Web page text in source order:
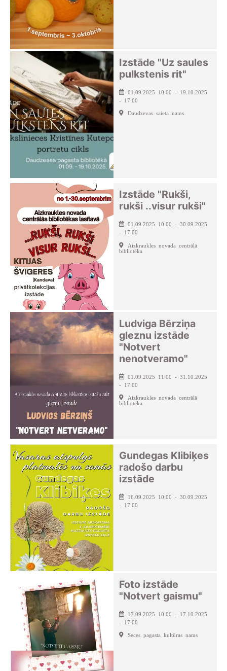
Izstāde "Uz saules
pulkstenis rit"
01.09.2025 10:00 - 19.10.2025
- 17:00
Daudzevas saieta nams
Izstāde "Rukši,
rukši ..visur rukši"
01.09.2025 10:00 - 30.09.2025
- 17:00
Aizkraukles novada centrālā
bibliotēka
Ludviga Bērziņa
gleznu izstāde
"Notvert
nenotveramo"
01.09.2025 11:00 - 31.10.2025
- 17:00
Aizkraukles novada centrālā
bibliotēka
Gundegas Klibiķes
radošo darbu
izstāde
16.09.2025 10:00 - 30.09.2025
- 17:00
Foto izstāde
"Notvert gaismu"
17.09.2025 10:00 - 17.10.2025
- 17:00
Seces pagasta kultūras nams